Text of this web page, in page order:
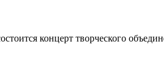
концерт творческого